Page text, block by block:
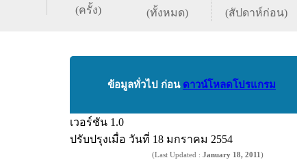
(ครั้ง) (ทั้งหมด) (สัปดาห์ก่อน)
ข้อมูลทั่วไป ก่อน ดาวน์โหลดโปรแกรม
เวอร์ชัน 1.0
ปรับปรุงเมื่อ วันที่ 18 มกราคม 2554
(Last Updated : January 18, 2011 )